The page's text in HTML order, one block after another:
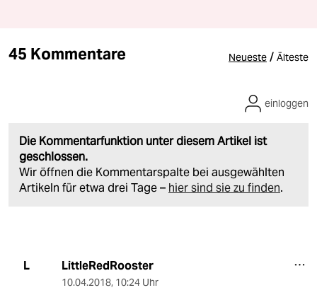
45 Kommentare Neueste / Älteste
Die Kommentarfunktion unter diesem Artikel ist
geschlossen.
Wir öffnen die Kommentarspalte bei ausgewählten
Artikeln für etwa drei Tage – hier sind sie zu finden.
einloggen
L LittleRedRooster
10.04.2018, 10:24 Uhr